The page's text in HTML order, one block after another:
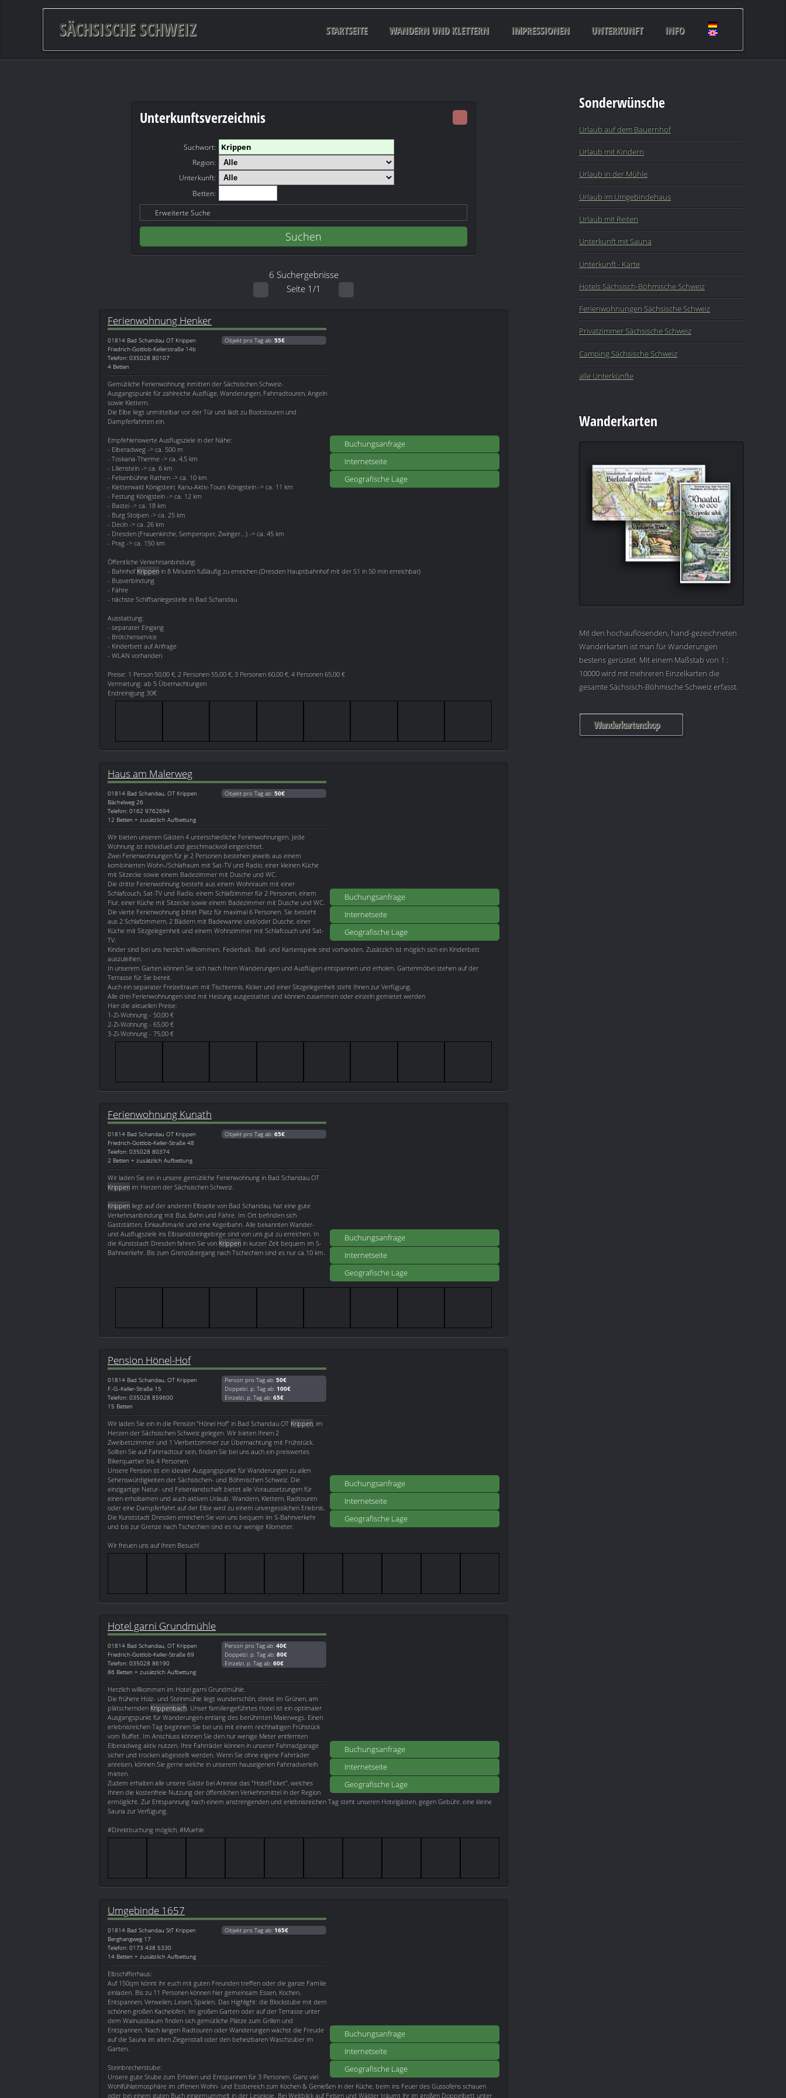
SÄCHSISCHE SCHWEIZ STARTSEITE WANDERN UND KLETTERN IMPRESSIONEN UNTERKUNFT INFO
Unterkunftsverzeichnis
Suchwort:
Region:
Unterkunft:
Betten:
Erweiterte Suche
6 Suchergebnisse
Seite 1/1
Buchungsanfrage
Internetseite
Geografische Lage
Ferienwohnung Henker
01814 Bad Schandau OT Krippen
Friedrich-Gottlob-Kellerstraße 14b
Telefon: 035028 80107
4 Betten
Objekt pro Tag ab: 55€
Gemütliche Ferienwohnung inmitten der Sächsischen Schweiz-
Ausgangspunkt für zahlreiche Ausflüge, Wanderungen, Fahrradtouren, Angeln
sowie Klettern.
Die Elbe liegt unmittelbar vor der Tür und lädt zu Bootstouren und
Dampferfahrten ein.
Empfehlenswerte Ausflugsziele in der Nähe:
- Elberadweg -> ca. 500 m
- Toskana-Therme -> ca. 4,5 km
- Lilienstein -> ca. 6 km
- Felsenbühne Rathen -> ca. 10 km
- Kletterwald Königstein; Kanu-Aktiv-Tours Königstein -> ca. 11 km
- Festung Königstein -> ca. 12 km
- Bastei -> ca. 18 km
- Burg Stolpen -> ca. 25 km
- Decin -> ca. 26 km
- Dresden (Frauenkirche, Semperoper, Zwinger...) -> ca. 45 km
- Prag -> ca. 150 km
Öffentliche Verkehrsanbindung:
- Bahnhof Krippen in 8 Minuten fußläufig zu erreichen (Dresden Hauptbahnhof mit der S1 in 50 min erreichbar)
- Busverbindung
- Fähre
- nächste Schiffsanlegestelle in Bad Schandau
Ausstattung:
- separater Eingang
- Brötchenservice
- Kinderbett auf Anfrage
- WLAN vorhanden
Preise: 1 Person 50,00 €, 2 Personen 55,00 €, 3 Personen 60,00 €, 4 Personen 65,00 €
Vermietung: ab 5 Übernachtungen
Endreinigung 30€
Buchungsanfrage
Internetseite
Geografische Lage
Haus am Malerweg
01814 Bad Schandau, OT Krippen
Bächelweg 26
Telefon: 0162 9762694
12 Betten + zusätzlich Aufbettung
Objekt pro Tag ab: 50€
Wir bieten unseren Gästen 4 unterschiedliche Ferienwohnungen. Jede
Wohnung ist individuell und geschmackvoll eingerichtet.
Zwei Ferienwohnungen für je 2 Personen bestehen jeweils aus einem
kombinierten Wohn-/Schlafraum mit Sat-TV und Radio, einer kleinen Küche
mit Sitzecke sowie einem Badezimmer mit Dusche und WC.
Die dritte Ferienwohnung besteht aus einem Wohnraum mit einer
Schlafcouch, Sat-TV und Radio, einem Schlafzimmer für 2 Personen, einem
Flur, einer Küche mit Sitzecke sowie einem Badezimmer mit Dusche und WC.
Die vierte Ferienwohnung bittet Platz für maximal 6 Personen. Sie besteht
aus 2 Schlafzimmern, 2 Bädern mit Badewanne und/oder Dusche, einer
Küche mit Sitzgelegenheit und einem Wohnzimmer mit Schlafcouch und Sat-
TV.
Kinder sind bei uns herzlich willkommen. Federball-, Ball- und Kartenspiele sind vorhanden. Zusätzlich ist möglich sich ein Kinderbett
auszuleihen.
In unserem Garten können Sie sich nach Ihren Wanderungen und Ausflügen entspannen und erholen. Gartenmöbel stehen auf der
Terrasse für Sie bereit.
Auch ein separater Freizeitraum mit Tischtennis, Kicker und einer Sitzgelegenheit steht Ihnen zur Verfügung.
Alle drei Ferienwohnungen sind mit Heizung ausgestattet und können zusammen oder einzeln gemietet werden
Hier die aktuellen Preise:
1-Zi-Wohnung - 50,00 €
2-Zi-Wohnung - 65,00 €
3-Zi-Wohnung - 75,00 €
Buchungsanfrage
Internetseite
Geografische Lage
Ferienwohnung Kunath
01814 Bad Schandau OT Krippen
Friedrich-Gottlob-Keller-Straße 48
Telefon: 035028 80374
2 Betten + zusätzlich Aufbettung
Objekt pro Tag ab: 65€
Wir laden Sie ein in unsere gemütliche Ferienwohnung in Bad Schandau OT
Krippen im Herzen der Sächsischen Schweiz.
Krippen liegt auf der anderen Elbseite von Bad Schandau, hat eine gute
Verkehrsanbindung mit Bus, Bahn und Fähre. Im Ort befinden sich
Gaststätten, Einkaufsmarkt und eine Kegelbahn. Alle bekannten Wander-
und Ausflugsziele ins Elbsandsteingebirge sind von uns gut zu erreichen. In
die Kunststadt Dresden fahren Sie von Krippen in kurzer Zeit bequem im S-
Bahnverkehr. Bis zum Grenzübergang nach Tschechien sind es nur ca.10 km.
Buchungsanfrage
Internetseite
Geografische Lage
Pension Hönel-Hof
01814 Bad Schandau, OT Krippen
F.-G.-Keller-Straße 15
Telefon: 035028 859600
15 Betten
Person pro Tag ab: 50€
Doppelzi. p. Tag ab: 100€
Einzelzi. p. Tag ab: 65€
Wir laden Sie ein in die Pension "Hönel Hof" in Bad Schandau OT Krippen, im
Herzen der Sächsischen Schweiz gelegen. Wir bieten Ihnen 2
Zweibettzimmer und 1 Vierbettzimmer zur Übernachtung mit Frühstück.
Sollten Sie auf Fahrradtour sein, finden Sie bei uns auch ein preiswertes
Bikerquartier bis 4 Personen.
Unsere Pension ist ein idealer Ausgangspunkt für Wanderungen zu allen
Sehenswürdigkeiten der Sächsischen- und Böhmischen Schweiz. Die
einzigartige Natur- und Felsenlandschaft bietet alle Voraussetzungen für
einen erholsamen und auch aktiven Urlaub. Wandern, Klettern, Radtouren
oder eine Dampferfahrt auf der Elbe wird zu einem unvergesslichen Erlebnis.
Die Kunststadt Dresden erreichen Sie von uns bequem im S-Bahnverkehr
und bis zur Grenze nach Tschechien sind es nur wenige Kilometer.
Wir freuen uns auf Ihren Besuch!
Buchungsanfrage
Internetseite
Geografische Lage
Hotel garni Grundmühle
01814 Bad Schandau, OT Krippen
Friedrich-Gottlob-Keller-Straße 69
Telefon: 035028 86190
86 Betten + zusätzlich Aufbettung
Person pro Tag ab: 40€
Doppelzi. p. Tag ab: 80€
Einzelzi. p. Tag ab: 60€
Herzlich willkommen im Hotel garni Grundmühle.
Die frühere Holz- und Steinmühle liegt wunderschön, direkt im Grünen, am
plätschernden Krippenbach. Unser familiengeführtes Hotel ist ein optimaler
Ausgangspunkt für Wanderungen entlang des berühmten Malerwegs. Einen
erlebnisreichen Tag beginnen Sie bei uns mit einem reichhaltigen Frühstück
vom Buffet. Im Anschluss können Sie den nur wenige Meter entfernten
Elberadweg aktiv nutzen. Ihre Fahrräder können in unserer Fahrradgarage
sicher und trocken abgestellt werden. Wenn Sie ohne eigene Fahrräder
anreisen, können Sie gerne welche in unserem hauseigenen Fahrradverleih
mieten.
Zudem erhalten alle unsere Gäste bei Anreise das "HotelTicket", welches
Ihnen die kostenfreie Nutzung der öffentlichen Verkehrsmittel in der Region
ermöglicht. Zur Entspannung nach einem anstrengenden und erlebnisreichen Tag steht unseren Hotelgästen, gegen Gebühr, eine kleine
Sauna zur Verfügung.
#Direktbuchung möglich, #Muehle
Buchungsanfrage
Internetseite
Geografische Lage
Umgebinde 1657
01814 Bad Schandau StT Krippen
Berghangweg 17
Telefon: 0173 438 5330
14 Betten + zusätzlich Aufbettung
Objekt pro Tag ab: 165€
Elbschifferhaus:
Auf 150qm könnt ihr euch mit guten Freunden treffen oder die ganze Familie
einladen. Bis zu 11 Personen können hier gemeinsam Essen, Kochen,
Entspannen, Verweilen, Lesen, Spielen. Das Highlight: die Blockstube mit dem
schönen großen Kachelofen. Im großen Garten oder auf der Terrasse unter
dem Walnussbaum finden sich gemütliche Plätze zum Grillen und
Entspannen. Nach langen Radtouren oder Wanderungen wächst die Freude
auf die Sauna im alten Ziegenstall oder den beheizbaren Waschzuber im
Garten.
Steinbrecherstube:
Unsere gute Stube zum Erholen und Entspannen für 3 Personen. Ganz viel
Wohlfühlatmosphäre im offenen Wohn- und Essbereich zum Kochen & Genießen in der Küche, beim ins Feuer des Gussofens schauen
oder bei einem guten Buch eingemummelt in der Lesekoje. Bei Weitblick auf Felsen und Wälder träumt ihr im großen Doppelbett unter
Sonderwünsche
Urlaub auf dem Bauernhof
Urlaub mit Kindern
Urlaub in der Mühle
Urlaub im Umgebindehaus
Urlaub mit Reiten
Unterkunft mit Sauna
Unterkunft - Karte
Hotels Sächsisch-Böhmische Schweiz
Ferienwohnungen Sächsische Schweiz
Privatzimmer Sächsische Schweiz
Camping Sächsische Schweiz
alle Unterkünfte
Wanderkarten
Mit den hochauflösenden, hand-gezeichneten
Wanderkarten ist man für Wanderungen
bestens gerüstet. Mit einem Maßstab von 1 :
10000 wird mit mehreren Einzelkarten die
gesamte Sächsisch-Böhmische Schweiz erfasst.
Wanderkartenshop